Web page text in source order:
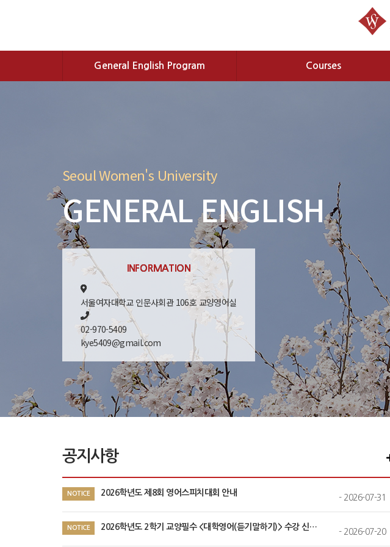
General English Program Courses
Seoul Women's University
GENERAL ENGLISH
INFORMATION
서울여자대학교 인문사회관 106호 교양영어실
02-970-5409
kye5409@gmail.com
공지사항
2026학년도 제8회 영어스피치대회 안내
- 2026-07-31
2026학년도 2학기 교양필수 <대학영어(듣기말하기)> 수강 신청 일정 및 분반 조회 안내
- 2026-07-20